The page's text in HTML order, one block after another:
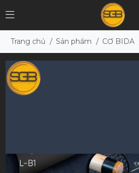
Trang chủ / Sản phẩm / CƠ BIDA